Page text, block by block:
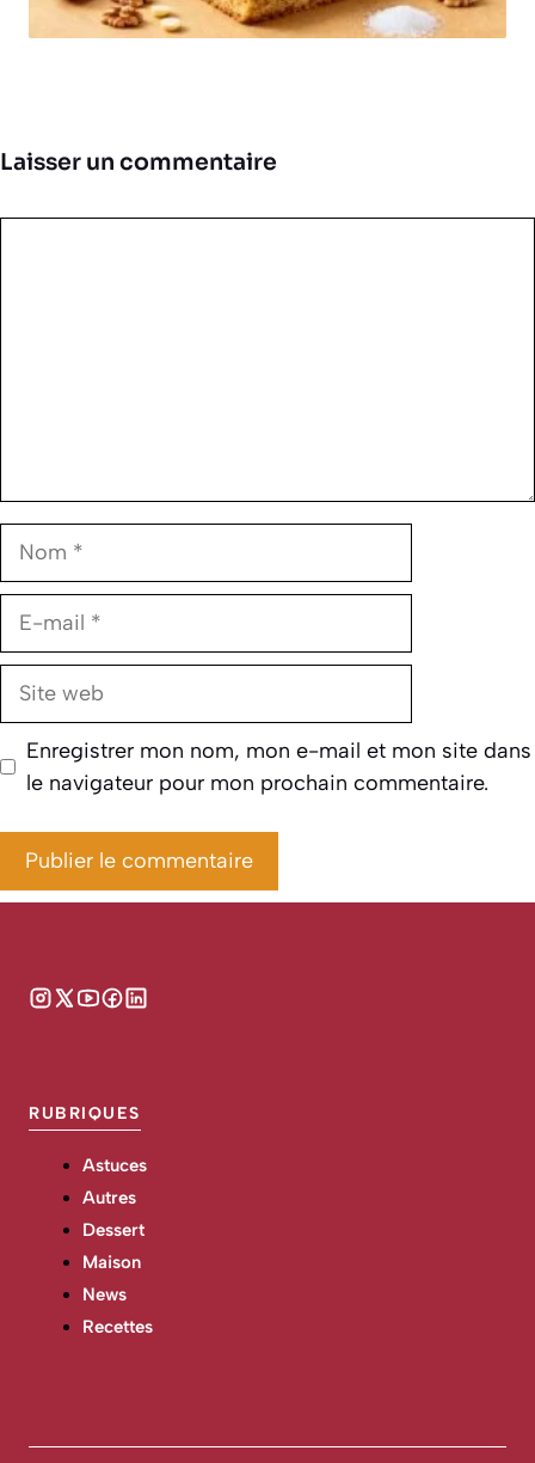
Laisser un commentaire
Nom
E-
Site
Enregistrer mon nom, mon e-mail et mon site dans
le navigateur pour mon prochain commentaire.
RUBRIQUES
Astuces
Autres
Dessert
Maison
News
Recettes